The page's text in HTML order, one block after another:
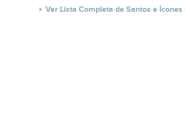
Ver Lista Completa de Santos e Ícones